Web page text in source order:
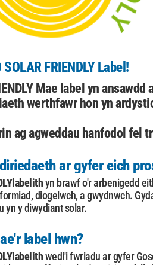
FRIENDLY Label!
Mae label yn ansawdd
werthfawr hon yn
ag agweddau hanfodol fel
ar gyfer eich
labelithyn brawf o'r arbenigedd
diogelwch, a gwydnwch.
yn y diwydiant solar.
label hwn?
labelithwedi'i fwriadu ar gyfer